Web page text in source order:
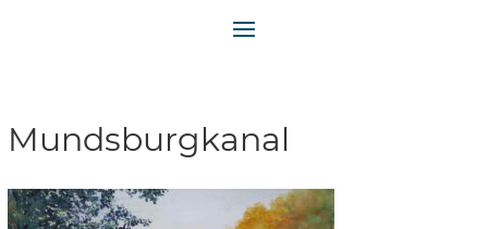
Mundsburgkanal